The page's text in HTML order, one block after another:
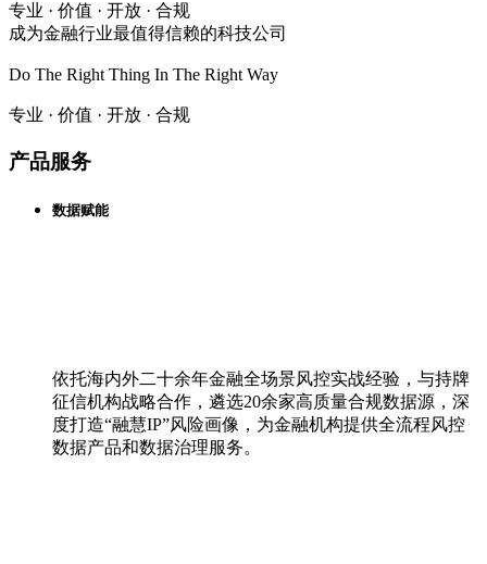
专业 · 价值 · 开放 · 合规
成为金融行业最值得信赖的科技公司
Do The Right Thing In The Right Way
专业 · 价值 · 开放 · 合规
产品服务
数据赋能
依托海内外二十余年金融全场景风控实战经验，与持牌
征信机构战略合作，遴选20余家高质量合规数据源，深
度打造“融慧IP”风险画像，为金融机构提供全流程风控
数据产品和数据治理服务。